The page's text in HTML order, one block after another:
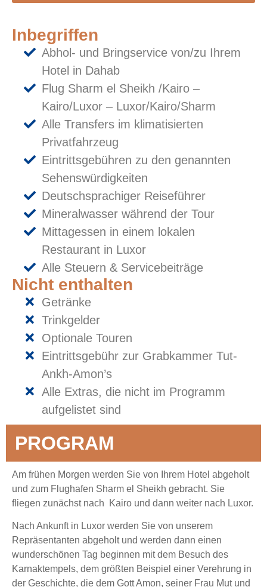
Inbegriffen
Abhol- und Bringservice von/zu Ihrem
Hotel in Dahab
Flug Sharm el Sheikh /Kairo –
Kairo/Luxor – Luxor/Kairo/Sharm
Alle Transfers im klimatisierten
Privatfahrzeug
Eintrittsgebühren zu den genannten
Sehenswürdigkeiten
Deutschsprachiger Reiseführer
Mineralwasser während der Tour
Mittagessen in einem lokalen
Restaurant in Luxor
Alle Steuern & Servicebeiträge
Nicht enthalten
Getränke
Trinkgelder
Optionale Touren
Eintrittsgebühr zur Grabkammer Tut-
Ankh-Amon’s
Alle Extras, die nicht im Programm
aufgelistet sind
PROGRAM
Am frühen Morgen werden Sie von Ihrem Hotel abgeholt
und zum Flughafen Sharm el Sheikh gebracht. Sie
fliegen zunächst nach Kairo und dann weiter nach Luxor.
Nach Ankunft in Luxor werden Sie von unserem
Repräsentanten abgeholt und werden dann einen
wunderschönen Tag beginnen mit dem Besuch des
Karnaktempels, dem größten Beispiel einer Verehrung in
der Geschichte, die dem Gott Amon, seiner Frau Mut und